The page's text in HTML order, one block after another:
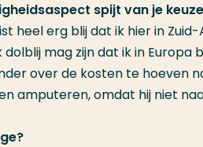
spijt van je
heel erg blij dat ik hier in
mag zijn dat ik in Europa
over de kosten te hoeven
amputeren, omdat hij niet